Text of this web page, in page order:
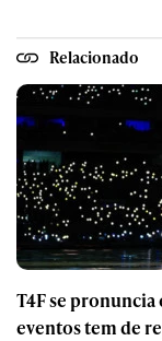
Relacionado
T4F se
eventos tem de